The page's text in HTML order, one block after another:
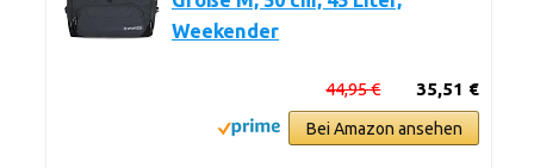
Weekender
35,51 €
44,95 €
Bei Amazon ansehen